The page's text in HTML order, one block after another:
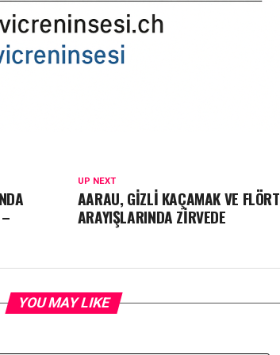
UP NEXT
AARAU, GİZLİ KAÇAMAK VE FLÖRT
ARAYIŞLARINDA ZİRVEDE
YOU MAY LIKE